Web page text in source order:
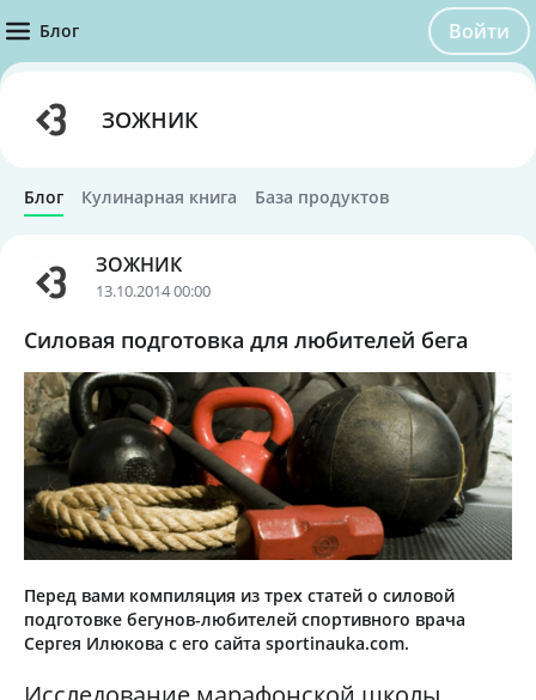
Блог Войти
ЗОЖНИК
Блог Кулинарная книга База продуктов
ЗОЖНИК
13.10.2014 00:00
Силовая подготовка для любителей бега
Перед вами компиляция из трех статей о силовой
подготовке бегунов-любителей спортивного врача
Сергея Илюкова с его сайта sportinauka.com.